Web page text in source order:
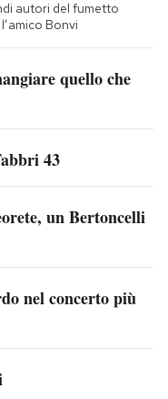
autori del fumetto
Bonvi
quello che
43
un Bertoncelli
nel concerto più